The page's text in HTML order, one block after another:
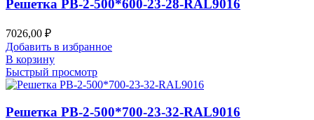
Решетка РВ-2-500*600-23-28-RAL9016
7026,00 ₽
Добавить в избранное
В корзину
Быстрый просмотр
Решетка РВ-2-500*700-23-32-RAL9016